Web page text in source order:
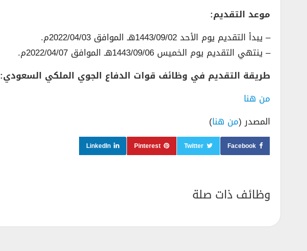
موعد التقديم:
– يبدأ التقديم يوم الأحد 1443/09/02هـ الموافق 2022/04/03م.
– ينتهي التقديم يوم الخميس 1443/09/06هـ الموافق 2022/04/07م.
طريقة التقديم في وظائف قوات الدفاع الجوي الملكي السعودي:
من هنا
المصدر (من هنا)
Facebook
Twitter
Pinterest
LinkedIn
وظائف ذات صلة